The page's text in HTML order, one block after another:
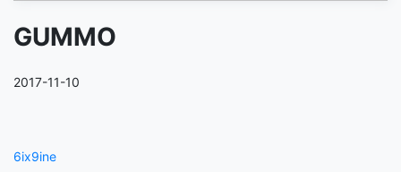
GUMMO
2017-11-10
6ix9ine